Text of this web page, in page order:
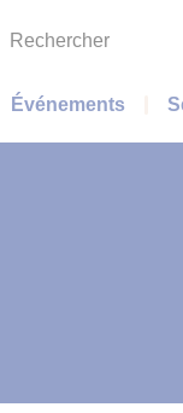
Rechercher
Événements